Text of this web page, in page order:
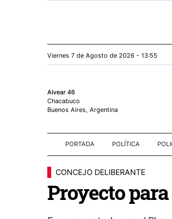
Viernes 7 de Agosto de 2026 - 13:55
Alvear 46
Chacabuco
Buenos Aires, Argentina
PORTADA POLÍTICA
CONCEJO DELIBERANTE
Proyecto